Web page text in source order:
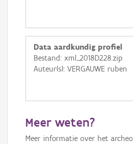
GRB-Basiskaart in
Data aardkundig profiel
Bestand: xml_2018D228.zip
Auteur(s): VERGAUWE ruben
Meer weten?
Meer informatie over het